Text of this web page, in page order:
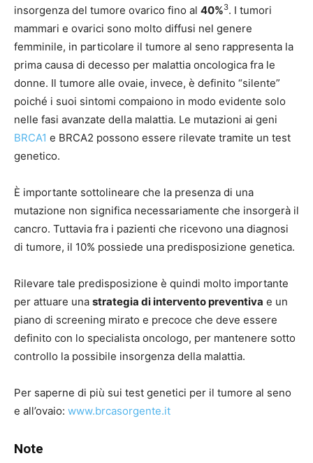
insorgenza del tumore ovarico fino al 40%3. I tumori
mammari e ovarici sono molto diffusi nel genere
femminile, in particolare il tumore al seno rappresenta la
prima causa di decesso per malattia oncologica fra le
donne. Il tumore alle ovaie, invece, è definito “silente”
poiché i suoi sintomi compaiono in modo evidente solo
nelle fasi avanzate della malattia. Le mutazioni ai geni
BRCA1 e BRCA2 possono essere rilevate tramite un test
genetico.
È importante sottolineare che la presenza di una
mutazione non significa necessariamente che insorgerà il
cancro. Tuttavia fra i pazienti che ricevono una diagnosi
di tumore, il 10% possiede una predisposizione genetica.
Rilevare tale predisposizione è quindi molto importante
per attuare una strategia di intervento preventiva e un
piano di screening mirato e precoce che deve essere
definito con lo specialista oncologo, per mantenere sotto
controllo la possibile insorgenza della malattia.
Per saperne di più sui test genetici per il tumore al seno
e all’ovaio: www.brcasorgente.it
Note